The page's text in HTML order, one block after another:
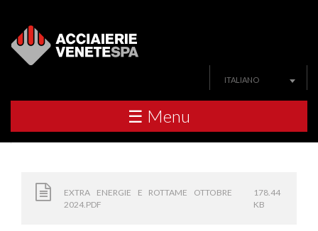
ITALIANO
☰ Menu
EXTRA ENERGIE E ROTTAME OTTOBRE
2024.PDF
178.44
KB